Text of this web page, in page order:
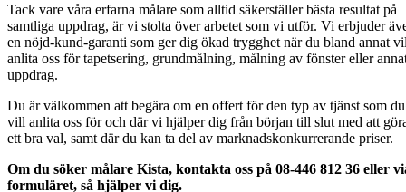
Tack vare våra erfarna målare som alltid säkerställer bästa resultat på
samtliga uppdrag, är vi stolta över arbetet som vi utför. Vi erbjuder
en nöjd-kund-garanti som ger dig ökad trygghet när du bland annat
anlita oss för tapetsering, grundmålning, målning av fönster eller
uppdrag.
Du är välkommen att begära om en offert för den typ av tjänst som du
vill anlita oss för och där vi hjälper dig från början till slut med att
ett bra val, samt där du kan ta del av marknadskonkurrerande priser.
Om du söker målare Kista, kontakta oss på 08-446 812 36 eller
formuläret, så hjälper vi dig.